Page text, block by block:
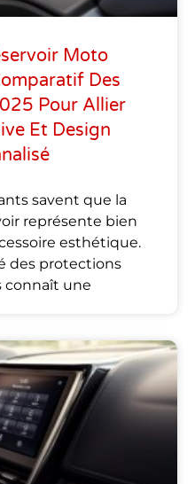
Moto
Des
Pour Allier
Et Design
savent que la
représente bien
esthétique.
des protections
connaît une